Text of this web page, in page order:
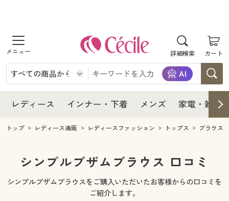
詳細検索 カート
商品を探す
レディース
レディースファッション
女性下着
インナー・下着
インナー・下着通販すべて
女性下着
メンズ下着
メンズ
メンズ通販すべて
メンズファッション
家電・雑貨
家電・雑貨すべて
寝具・インテリア・家具
レディース インナー・下着 メンズ 家電・雑貨
レディース
レディース通販すべて
レディースファッション
インナー・下着
インナー・下着通販すべて
ジュニア・ティーンズ下着
メンズ
メンズ下着
家電
寝具・インテリア・家具通販すべて
美容・健康
トップ レディース通販 レディースファッション トップス ブラウス
シンプルブザムブラウス 口コミ
シンプルブザムブラウスをご購入いただいたお客様からの口コミを
ご紹介します。